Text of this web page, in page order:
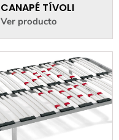
CANAPÉ TÍVOLI
Ver producto